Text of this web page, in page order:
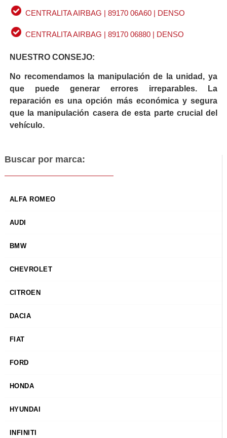
Buscar por marca:
ALFA ROMEO
AUDI
BMW
CHEVROLET
CITROEN
DACIA
FIAT
FORD
HONDA
HYUNDAI
INFINITI
CENTRALITA AIRBAG | 89170 06A60 | DENSO
CENTRALITA AIRBAG | 89170 06880 | DENSO
NUESTRO CONSEJO:
No recomendamos la manipulación de la unidad, ya
que puede generar errores irreparables. La
reparación es una opción más económica y segura
que la manipulación casera de esta parte crucial del
vehículo.